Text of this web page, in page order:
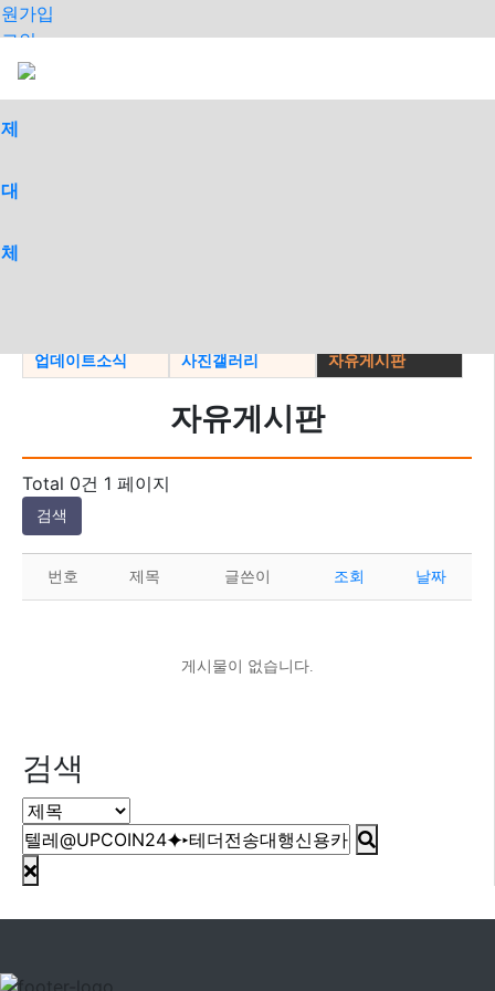
가입
인
업데이트소식
사진갤러리 자유게시판
자유게시판
Total 0건 1 페이지
검색
번호 제목 글쓴이 조회 날짜
게시물이 없습니다.
검색